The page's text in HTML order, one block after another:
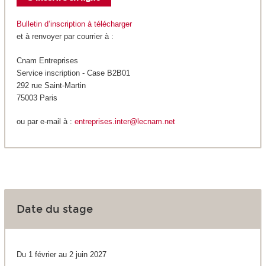
Bulletin d’inscription à télécharger
et à renvoyer par courrier à :
Cnam Entreprises
Service inscription - Case B2B01
292 rue Saint-Martin
75003 Paris
ou par e-mail à : entreprises.inter@lecnam.net
Date du stage
Du 1 février au 2 juin 2027